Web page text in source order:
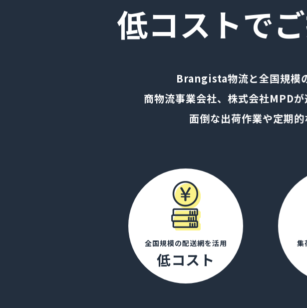
低コストで
Brangista物流と全国規模
商物流事業会社、株式会社MPD
面倒な出荷作業や定期的
全国規模の配送網を活用
低コスト
集